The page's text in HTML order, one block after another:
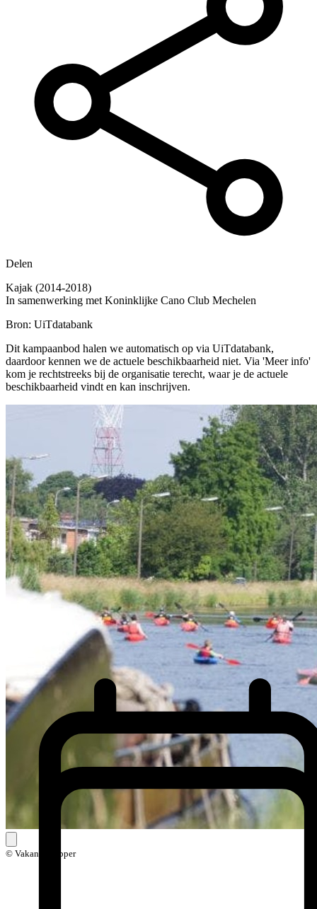
Delen
Kajak (2014-2018)
In samenwerking met Koninklijke Cano Club Mechelen
Bron: UiTdatabank
Dit kampaanbod halen we automatisch op via UiTdatabank,
daardoor kennen we de actuele beschikbaarheid niet. Via 'Meer info'
kom je rechtstreeks bij de organisatie terecht, waar je de actuele
beschikbaarheid vindt en kan inschrijven.
© VakantieZapper